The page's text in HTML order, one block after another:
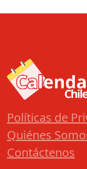
Políticas de
Quiénes
Contáctenos